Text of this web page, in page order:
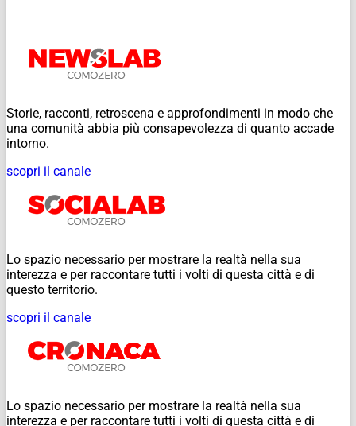
Storie, racconti, retroscena e approfondimenti in modo che
una comunità abbia più consapevolezza di quanto accade
intorno.
scopri il canale
Lo spazio necessario per mostrare la realtà nella sua
interezza e per raccontare tutti i volti di questa città e di
questo territorio.
scopri il canale
Lo spazio necessario per mostrare la realtà nella sua
interezza e per raccontare tutti i volti di questa città e di